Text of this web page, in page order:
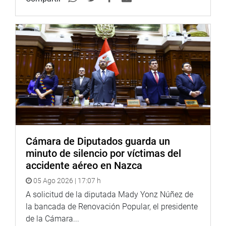
demora no depende del operador sino del Estado.
“Voy a comunicarme con el MTC y Ositran, que están bajo
nuestra supervisión, para que se puedan agilizar los
trámites para la compra de los vagones. Ya los han
pedido, se están construyendo y para el 2018 van a venir
39 vagones nuevos, dos cada mes”, dijo el congresista.
CICLOVIA
se habilite una ciclovía, que fue saludada positivamente
por el representante del operador del Metro de Lima.
“Vamos a proponer que en la parte de la infraestructura
de las vías pueda hacerse ciclovías. Eso está dentro de la
concesión de la administración de la Línea 1 del Metro, no
se está usando; la infraestructura ya está hecha, solo hay
Cámara de Diputados guarda un
minuto de silencio por víctimas del
accidente aéreo en Nazca
05 Ago 2026 | 17:07 h
A solicitud de la diputada Mady Yonz Núñez de
la bancada de Renovación Popular, el presidente
de la Cámara...